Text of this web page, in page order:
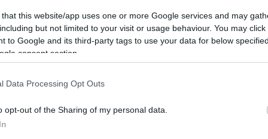
that this website/app uses one or more Google services and may
but not limited to your visit or usage behaviour. You may
to Google and its third-party tags to use your data for below
consent section.
Data Processing Opt Outs
opt-out of the Sharing of my personal data.
TOVÁBB →
jánosrec058
ILLŐ LEMEZBORÍTÓI EGY